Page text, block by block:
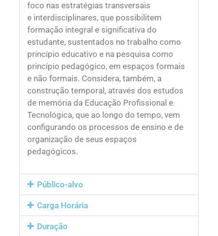
foco nas estratégias transversais
e interdisciplinares, que possibilitem
formação integral e significativa do
estudante, sustentados no trabalho como
princípio educativo e na pesquisa como
princípio pedagógico, em espaços formais
e não formais. Considera, também, a
construção temporal, através dos estudos
de memória da Educação Profissional e
Tecnológica, que ao longo do tempo, vem
configurando os processos de ensino e de
organização de seus espaços
pedagógicos.
Público-alvo
Carga Horária
Duração